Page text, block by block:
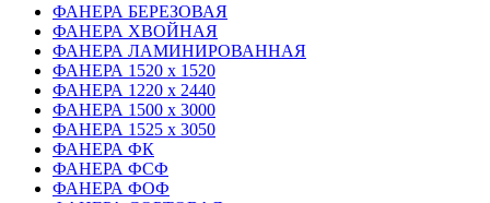
ФАНЕРА БЕРЕЗОВАЯ
ФАНЕРА ХВОЙНАЯ
ФАНЕРА ЛАМИНИРОВАННАЯ
ФАНЕРА 1520 х 1520
ФАНЕРА 1220 х 2440
ФАНЕРА 1500 х 3000
ФАНЕРА 1525 х 3050
ФАНЕРА ФК
ФАНЕРА ФСФ
ФАНЕРА ФОФ